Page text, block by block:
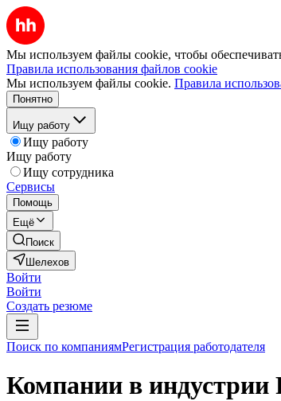
Мы используем файлы cookie, чтобы
Правила использования файлов cookie
Мы используем файлы cookie. Правила
Понятно
Ищу работу
Ищу работу
Ищу работу
Ищу сотрудника
Сервисы
Помощь
Ещё
Поиск
Шелехов
Войти
Войти
Создать резюме
Поиск по компаниямРегистрация работодателя
Компании в индустрии